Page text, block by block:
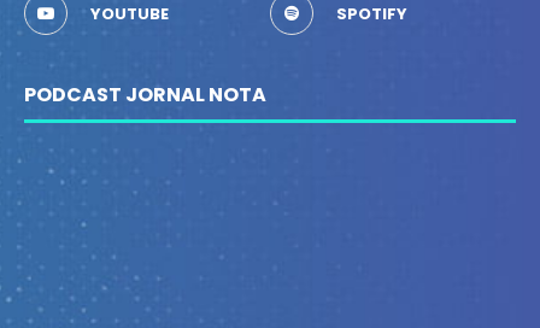
YOUTUBE SPOTIFY
PODCAST JORNAL NOTA